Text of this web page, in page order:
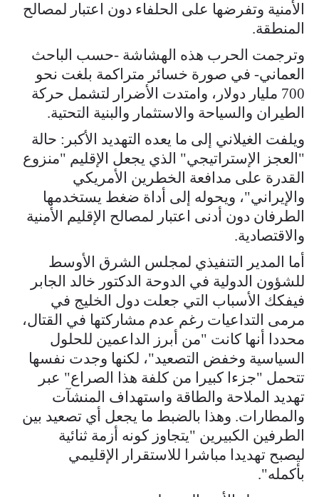
الأمنية وتفرضها على الحلفاء دون اعتبار لمصالح
المنطقة.
وترجمت الحرب هذه الهشاشة -حسب الباحث
العماني- في صورة خسائر متراكمة بلغت نحو
700 مليار دولار، وامتدت الأضرار لتشمل حركة
الطيران والسياحة والاستثمار والبنية التحتية.
ويلفت الغيلاني إلى ما يعده التهديد الأكبر: حالة
"العجز الإستراتيجي" الذي يجعل الإقليم "منزوع
القدرة على مدافعة الخطرين الأمريكي
والإيراني"، ويحوله إلى أداة ضغط يستخدمها
الطرفان دون أدنى اعتبار لمصالح الإقليم الأمنية
والاقتصادية.
أما المدير التنفيذي لمجلس الشرق الأوسط
للشؤون الدولية في الدوحة الدكتور خالد الجابر
فيفكك الأسباب التي جعلت دول الخليج في
مرمى التداعيات رغم عدم مشاركتها في القتال،
محددا أنها كانت "من أبرز الداعمين للحلول
السياسية وخفض التصعيد"، لكنها وجدت نفسها
تتحمل "جزءا كبيرا من كلفة هذا الصراع" عبر
تهديد الملاحة والطاقة واستهداف المنشآت
والمطارات. وهذا بالضبط ما يجعل أي تصعيد بين
الطرفين الكبيرين "يتجاوز كونه أزمة ثنائية
ليصبح تهديدا مباشرا للاستقرار الإقليمي
بأكمله".